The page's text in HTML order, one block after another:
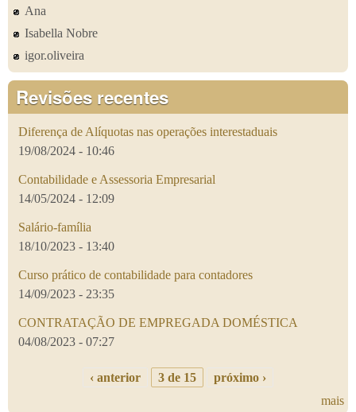
Ana
Isabella Nobre
igor.oliveira
Revisões recentes
Diferença de Alíquotas nas operações interestaduais
19/08/2024 - 10:46
Contabilidade e Assessoria Empresarial
14/05/2024 - 12:09
Salário-família
18/10/2023 - 13:40
Curso prático de contabilidade para contadores
14/09/2023 - 23:35
CONTRATAÇÃO DE EMPREGADA DOMÉSTICA
04/08/2023 - 07:27
‹ anterior 3 de 15
próximo ›
mais